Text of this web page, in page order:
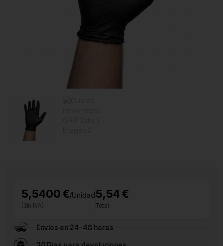
5,5400 €/Unidad
(Sin IVA)
5,54 €
Total
Envíos en 24-48 horas